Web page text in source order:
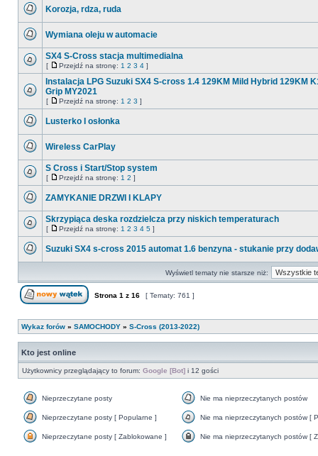
nieprzeczytanych
stronę
nieprzeczytanych
Korozja, rdza, ruda
ma
nieprzeczytanych
postów
Wymiana oleju w automacie
Nie
ma
nieprzeczytanych
postów
SX4 S-Cross stacja multimedialna
[
Przejdź
na
stronę
Przejdź na stronę: 1 2 3 4 ]
Nie
ma
postów
Instalacja LPG Suzuki SX4 S-cross 1.4 129KM Mild Hybrid 129KM
Grip MY2021
[
Przejdź
stronę
Przejdź na stronę: 1 2 3 ]
nieprzeczytanych
Lusterko I osłonka
ma
nieprzeczytanych
postów
Wireless CarPlay
Nie
nieprzeczytanych
S Cross i Start/Stop system
[
Przejdź
stronę
Przejdź na stronę: 1 2 ]
ma
nieprzeczytanych
postów
ZAMYKANIE DRZWI I KLAPY
Nie
nieprzeczytanych
Skrzypiąca deska rozdzielcza przy niskich temperaturach
[
Przejdź
stronę
Przejdź na stronę: 1 2 3 4 5 ]
postów
Suzuki SX4 s-cross 2015 automat 1.6 benzyna - stukanie przy
Wyświetl tematy nie starsze niż:
Strona 1 z 16 [ Tematy: 761 ]
Wykaz forów » SAMOCHODY » S-Cross (2013-2022)
Kto jest online
Użytkownicy przeglądający to forum: Google [Bot] i 12 gości
posty
Nieprzeczytane posty
ma
nieprzeczytanych
Nie ma nieprzeczytanych postów
posty
Nieprzeczytane posty [ Popularne ]
ma
nieprzeczytanych
Nie ma nieprzeczytanych postów [
Nieprzeczytane posty [ Zablokowane ]
Nie ma nieprzeczytanych postów [